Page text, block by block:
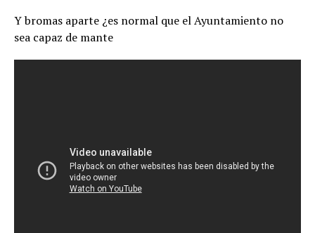
Y bromas aparte ¿es normal que el Ayuntamiento no
sea capaz de mante